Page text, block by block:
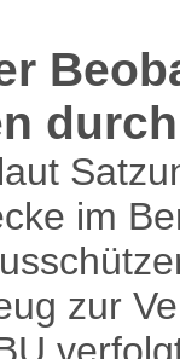
im
zur